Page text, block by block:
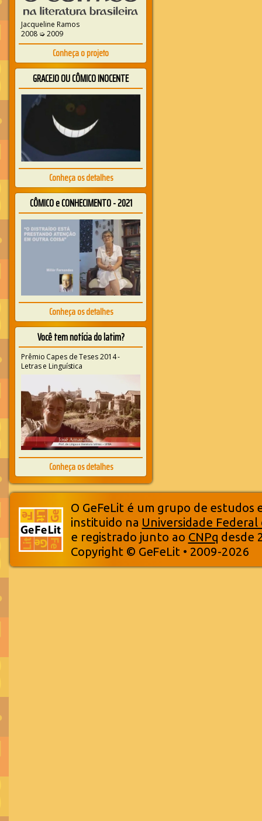
Jacqueline Ramos
2008 ➭ 2009
Conheça o projeto
GRACEJO OU CÔMICO INOCENTE
Conheça os detalhes
CÔMICO e CONHECIMENTO - 2021
Conheça os detalhes
Você tem notícia do latim?
Prêmio Capes de Teses 2014 -
Letras e Linguística
Conheça os detalhes
O GeFeLit é um grupo de estudos
instituido na Universidade Federal
e registrado junto ao CNPq desde
Copyright © GeFeLit • 2009-2026